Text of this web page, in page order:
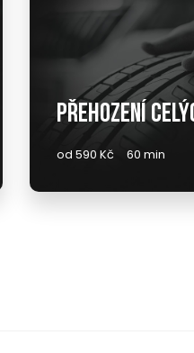
Přehození
od 590 Kč 60 min